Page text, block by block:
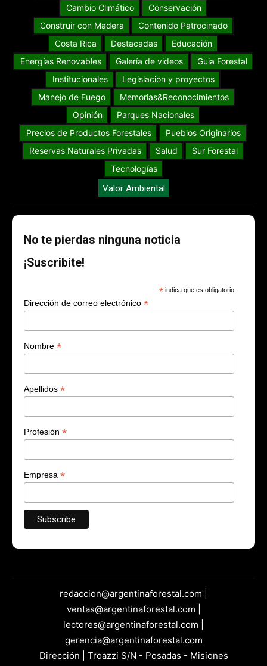
AF Joven AF Mujeres Forestales
Agenda Forestal
Ambiente
Aves del Mundo
Biodiversidad
Cambio Climático
Conservación
Construir con Madera
Contenido Patrocinado
Costa Rica
Destacadas
Educación
Energías Renovables
Galería de videos
Guia Forestal
Institucionales
Legislación y proyectos
Manejo de Fuego
Memorias&Reconocimientos
Parques Nacionales
Precios de Productos Forestales
Pueblos Originarios
Reservas Naturales Privadas
Salud
Tecnologías
Valor Ambiental
No te pierdas ninguna noticia
¡Suscribite!
Dirección de correo electrónico*
Nombre*
Apellidos*
Profesión*
Empresa*
redaccion@argentinaforestal.com |
ventas@argentinaforestal.com |